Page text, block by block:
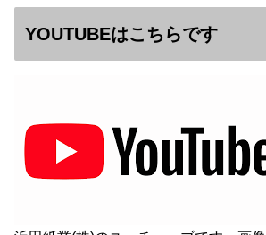
YOUTUBEはこちらです